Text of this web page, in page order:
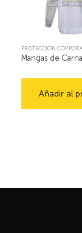
PROTECCIÓN CORPORAL
Mangas de
Añadir al